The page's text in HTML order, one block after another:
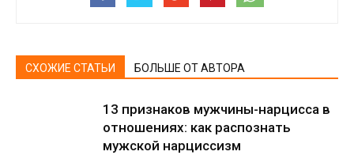
СХОЖИЕ СТАТЬИ БОЛЬШЕ ОТ АВТОРА
13 признаков мужчины-нарцисса в
отношениях: как распознать
мужской нарциссизм